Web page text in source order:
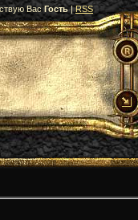
Вас Гость|RSS